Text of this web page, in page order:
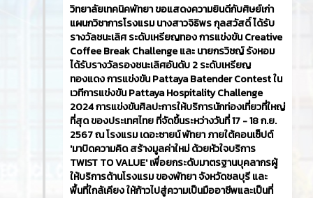
วิทยาลัยเทคนิคพัทยา ขอแสดงความยินดีกับศิษย์เก่า
แผนกวิชาการโรงแรม นางสาวจิธิพร กุลสวัสดิ์ ได้รับ
รางวัลชนะเลิศ ระดับเหรียญทอง การแข่งขัน Creative
Coffee Break Challenge และ นายกรวิชญ์ รังหอม
ได้รับรางวัลรองชนะเลิศอันดับ 2 ระดับเหรียญ
ทองแดง การแข่งขัน Pattaya Batender Contest ใน
เวทีการแข่งขัน Pattaya Hospitality Challenge
2024 การแข่งขันศิลปะการให้บริการนักท่องเที่ยวที่ใหญ่
ที่สุด ของประเทศไทย ที่จัดขึ้นระหว่างวันที่ 17 - 18 ก.ย.
2567 ณ โรงแรม เดอะซายน์ พัทยา ภายใต้คอนเซ็ปต์
'มาบิดความคิด สร้างมูลค่าใหม่ ด้วยหัวใจบริการ
TWIST TO VALUE' เพื่อยกระดับมาตรฐานบุคลากรผู้
ให้บริการด้านโรงแรม ของพัทยา จังหวัดชลบุรี และ
พื้นที่ใกล้เคียง ให้ก้าวไปสู่ความเป็นมืออาชีพและเป็นที่